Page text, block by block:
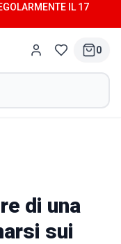
IL 17
0
di una
sui